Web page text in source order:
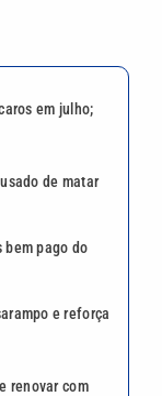
renovar com
ficam
julho; veja